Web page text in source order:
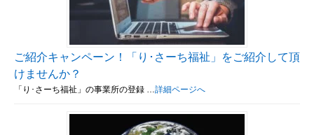
ご紹介キャンペーン！「り･さーち福祉」をご紹介して頂
けませんか？
「り･さーち福祉」の事業所の登録 …詳細ページへ